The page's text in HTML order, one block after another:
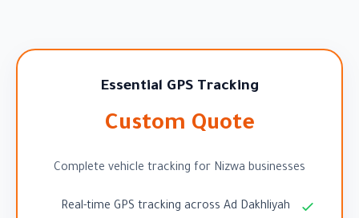
Essential GPS Tracking
Custom Quote
Complete vehicle tracking for Nizwa businesses
Real-time GPS tracking across Ad Dakhliyah